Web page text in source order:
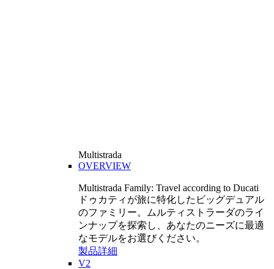
Multistrada
OVERVIEW
Multistrada Family: Travel according to Ducati
ドゥカティが旅に特化したビッグデュアル
のファミリー。ムルティストラーダのライ
ンナップを探索し、あなたのニーズに最適
なモデルをお選びください。
製品詳細
V2